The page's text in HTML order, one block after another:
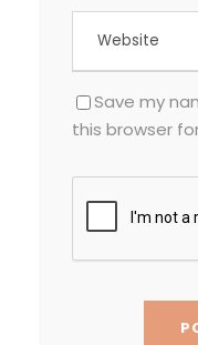
Save my
this browser